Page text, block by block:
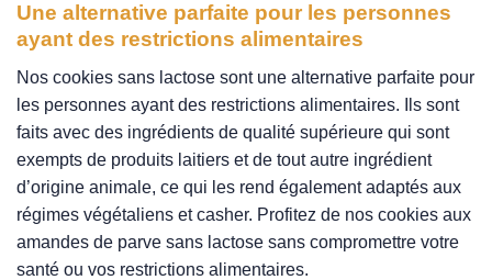
Une alternative parfaite pour les personnes
ayant des restrictions alimentaires
Nos cookies sans lactose sont une alternative parfaite pour
les personnes ayant des restrictions alimentaires. Ils sont
faits avec des ingrédients de qualité supérieure qui sont
exempts de produits laitiers et de tout autre ingrédient
d’origine animale, ce qui les rend également adaptés aux
régimes végétaliens et casher. Profitez de nos cookies aux
amandes de parve sans lactose sans compromettre votre
santé ou vos restrictions alimentaires.